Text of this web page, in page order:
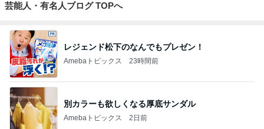
芸能人・有名人ブログ TOPへ
レジェンド松下のなんでもプレゼン！
Amebaトピックス 23時間前
別カラーも欲しくなる厚底サンダル
Amebaトピックス 2日前